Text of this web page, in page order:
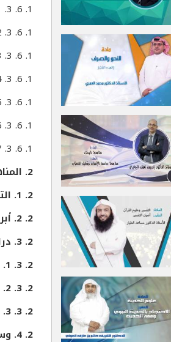
1. 6. 3. 1. التعريف
1. 6. 3. 2. مفاهيم مؤسسة للمنهج
1. 6. 3. 3. خصائص المنهج البراغماتي
1. 6. 3. 4. ديوي: من المنطق العقلي إلى نظرية البحث
1. 6. 3. 5. هيربرت ميد: التفاعل الرمزي
1. 6. 3. 6. امتدادات الوضعية والبراغماتية: نظرية التبادل الاجتماعي: معالم المنهج
1. 6. 3. 7. فوائد وسلبيات
2. المناهج الكيفية:
2. 1. التعريفات
2. 2. أبرز مدارس منهجية تفهم الحالة
2. 3. دراسة الحالة
2. 3. 1. مبررات دراسة الحالة
2. 3. 2. أنواع الحالات
2. 3. 3. مصادر تفهم الحالة
2. 4. وسائل تفهم الحالات